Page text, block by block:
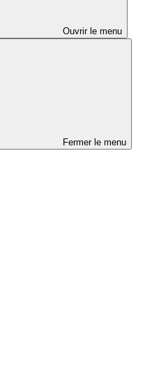
Ouvrir le menu
Fermer le menu